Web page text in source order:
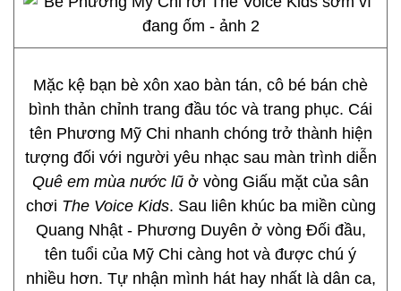
Mặc kệ bạn bè xôn xao bàn tán, cô bé bán chè
bình thản chỉnh trang đầu tóc và trang phục. Cái
tên Phương Mỹ Chi nhanh chóng trở thành hiện
tượng đối với người yêu nhạc sau màn trình diễn
Quê em mùa nước lũ ở vòng Giấu mặt của sân
chơi The Voice Kids. Sau liên khúc ba miền cùng
Quang Nhật - Phương Duyên ở vòng Đối đầu,
tên tuổi của Mỹ Chi càng hot và được chú ý
nhiều hơn. Tự nhận mình hát hay nhất là dân ca,